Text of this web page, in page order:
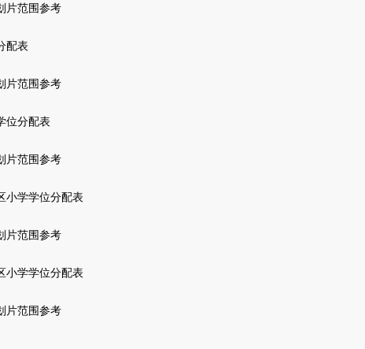
片范围参考
配表
片范围参考
位分配表
片范围参考
小学学位分配表
片范围参考
小学学位分配表
片范围参考